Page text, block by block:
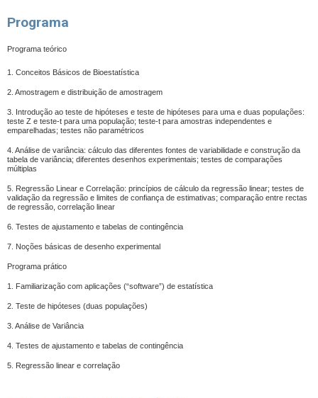
Programa
Programa teórico
1. Conceitos Básicos de Bioestatística
2. Amostragem e distribuição de amostragem
3. Introdução ao teste de hipóteses e teste de hipóteses para uma e duas populações:
teste Z e teste-t para uma população; teste-t para amostras independentes e
emparelhadas; testes não paramétricos
4. Análise de variância: cálculo das diferentes fontes de variabilidade e construção da
tabela de variância; diferentes desenhos experimentais; testes de comparações
múltiplas
5. Regressão Linear e Correlação: princípios de cálculo da regressão linear; testes de
validação da regressão e limites de confiança de estimativas; comparação entre rectas
de regressão, correlação linear
6. Testes de ajustamento e tabelas de contingência
7. Noções básicas de desenho experimental
Programa prático
1. Familiarização com aplicações (“software”) de estatística
2. Teste de hipóteses (duas populações)
3. Análise de Variância
4. Testes de ajustamento e tabelas de contingência
5. Regressão linear e correlação